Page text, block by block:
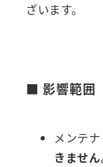
ざいます。
■ 影響範囲
メンテ
きません